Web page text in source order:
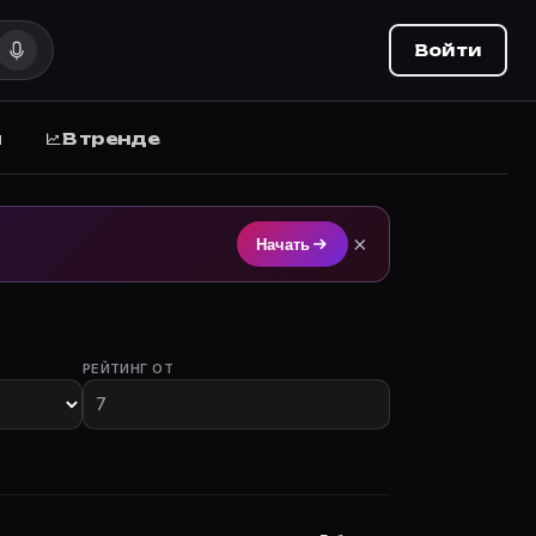
на Movie Planner.
Войти
В тренде
Начать ×
РЕЙТИНГ ОТ